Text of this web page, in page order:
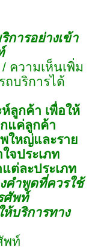
การอย่างเข้า
วามเห็นเพิ่ม
ถบริการได้
ห์ลูกค้า เพื่อให้
กแค่ลูกค้า
ใหญ่และราย
จประเภท
ต่ละประเภท
คำพูดที่ควรใช้
ศัพท์
ริการทาง
พท์